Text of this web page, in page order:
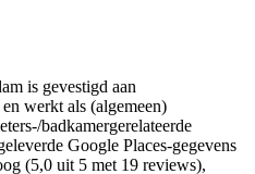
is gevestigd aan
werkt als (algemeen)
badkamergerelateerde
Google Places-gegevens
(5,0 uit 5 met 19 reviews),